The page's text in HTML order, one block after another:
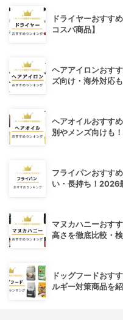
ドライヤーおすす
コスパ商品】
ヘアアイロンおす
ズ向け・海外対応
ヘアオイルおすす
別やメンズ向けも！
フライパンおすす
い・長持ち！2026
マヌカハニーおす
高さを徹底比較・
ドッグフードおす
ルギー対策商品を